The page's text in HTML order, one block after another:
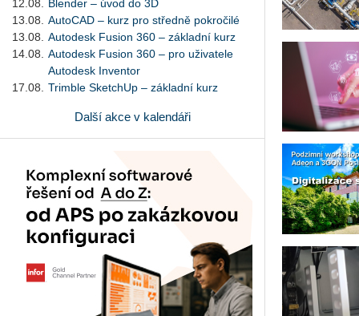
12.08.
Blender – úvod do 3D
13.08.
AutoCAD – kurz pro středně pokročilé
13.08.
Autodesk Fusion 360 – základní kurz
14.08.
Autodesk Fusion 360 – pro uživatele
Autodesk Inventor
17.08.
Trimble SketchUp – základní kurz
Další akce v kalendáři